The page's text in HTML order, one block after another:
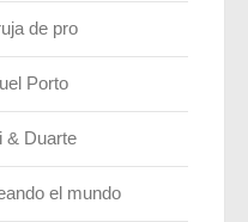
de pro
Porto
& Duarte
el mundo